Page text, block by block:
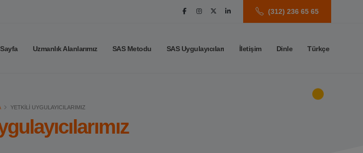
(312) 236 65 65
Uzmanlık Alanlarımız SAS Metodu SAS Uygulayıcıları İletişim Dinle Türkçe
YETKILI UYGULAYICILARIMIZ